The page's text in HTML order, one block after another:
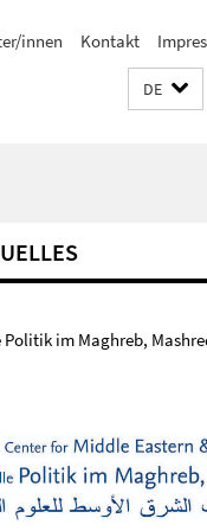
innen Kontakt
DE
im Maghreb,